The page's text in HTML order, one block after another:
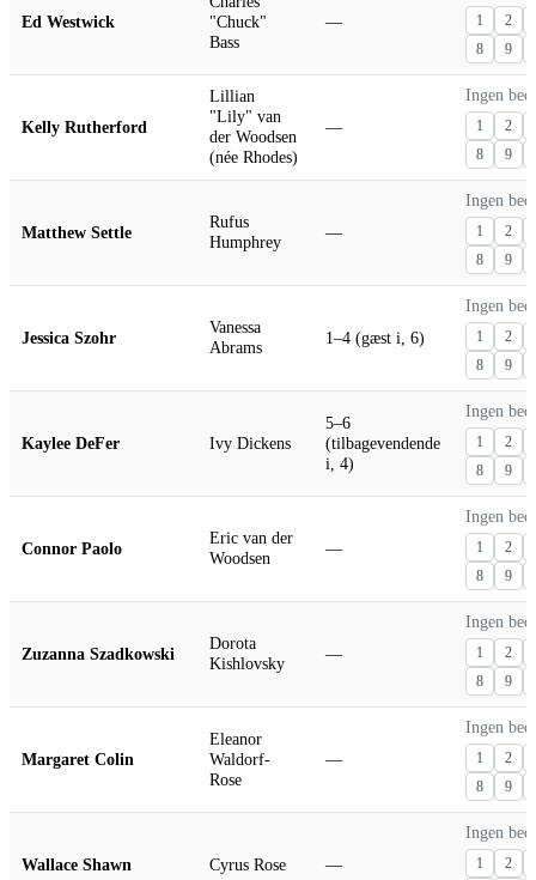
Ed Westwick
"Chuck"
Bass
— 1 2
8
9
Kelly Rutherford
Lillian
"Lily" van
der Woodsen
(née Rhodes)
—
Ingen
1 2
8
9
Matthew Settle
Rufus
Humphrey
—
Ingen
1 2
8
9
Jessica Szohr
Vanessa
Abrams
1–4 (gæst i, 6)
Ingen
1 2
8
9
Kaylee DeFer Ivy Dickens
5–6
(tilbagevendende
i, 4)
Ingen
1 2
8
9
Connor Paolo
Eric van der
Woodsen
—
Ingen
1 2
8
9
Zuzanna Szadkowski
Dorota
Kishlovsky
—
Ingen
1 2
8
9
Margaret Colin
Eleanor
Waldorf-
Rose
—
Ingen
1 2
8
9
Wallace Shawn Cyrus Rose —
Ingen
1 2